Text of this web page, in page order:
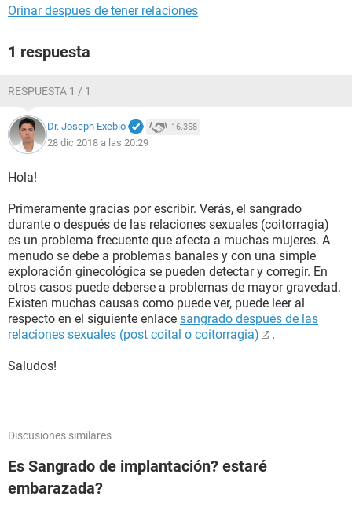
Orinar despues de tener relaciones
1 respuesta
RESPUESTA 1 / 1
Dr. Joseph Exebio 16.358
28 dic 2018 a las 20:29
Hola!
Primeramente gracias por escribir. Verás, el sangrado
durante o después de las relaciones sexuales (coitorragia)
es un problema frecuente que afecta a muchas mujeres. A
menudo se debe a problemas banales y con una simple
exploración ginecológica se pueden detectar y corregir. En
otros casos puede deberse a problemas de mayor gravedad.
Existen muchas causas como puede ver, puede leer al
respecto en el siguiente enlace sangrado después de las
relaciones sexuales (post coital o coitorragia)
.
Saludos!
Discusiones similares
Es Sangrado de implantación? estaré
embarazada?